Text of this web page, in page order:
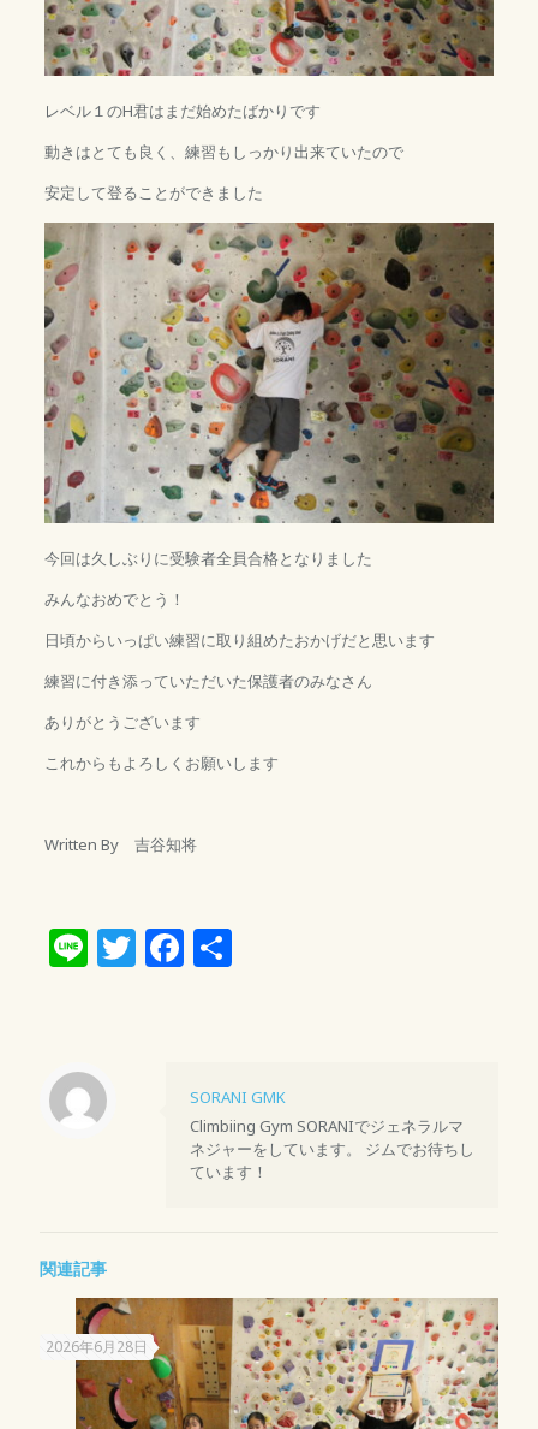
レベル１のH君はまだ始めたばかりです
動きはとても良く、練習もしっかり出来ていたので
安定して登ることができました
今回は久しぶりに受験者全員合格となりました
みんなおめでとう！
日頃からいっぱい練習に取り組めたおかげだと思います
練習に付き添っていただいた保護者のみなさん
ありがとうございます
これからもよろしくお願いします
Written By 吉谷知将
LineTwitter
Facebook
共
SORANI GMK
Climbiing Gym SORANIでジェネラルマ
ネジャーをしています。 ジムでお待ちし
ています！
関連記事
2026年6月28日